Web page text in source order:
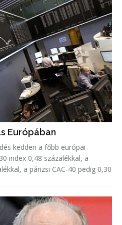
Európában
kedden a főbb európai
a párizsi CAC-40 pedig 0,30